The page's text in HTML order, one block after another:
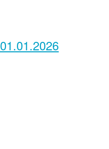
01.01.2026